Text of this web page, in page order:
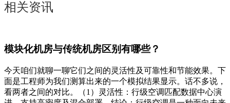
相关资讯
模块化机房与传统机房区别有哪些？
今天咱们就聊一聊它们之间的灵活性及可靠性和节能效果。下
面是工程师为我们测算出来的一个模拟结果显示。话不多说，
看两者之间的对比。（1）灵活性：行级空调匹配数据中心演